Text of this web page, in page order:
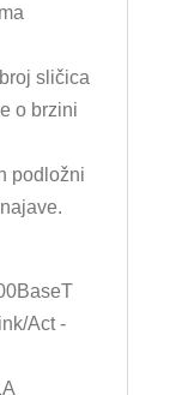
sličica
o brzini
podložni
Act -